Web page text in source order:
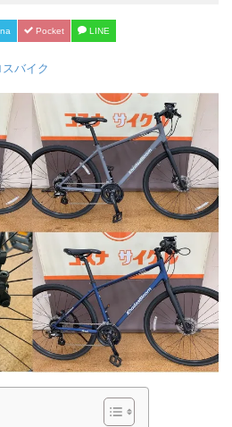
Pocket LINE
スバイク